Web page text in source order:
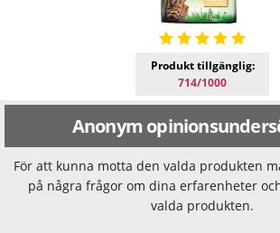
Produkt tillgänglig:
714/1000
Anonym
För att kunna motta den valda produkten
på några frågor om dina erfarenheter
valda produkten.